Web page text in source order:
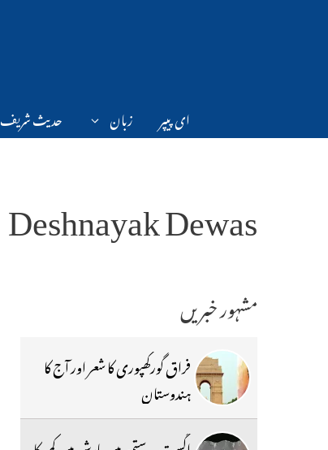
ای پیپر زبان حدیث شریف
Deshnayak Dewas
مشہور خبریں
فراق گورکھپوری کا شعر اور آج کا
ہندوستان